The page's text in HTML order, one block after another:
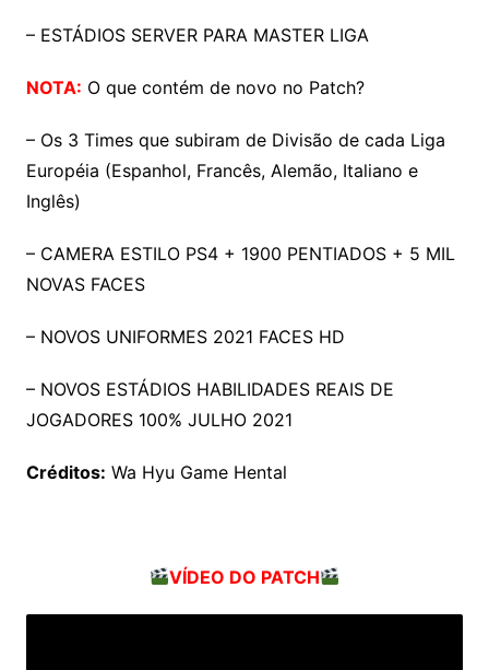
– ESTÁDIOS SERVER PARA MASTER LIGA
NOTA: O que contém de novo no Patch?
– Os 3 Times que subiram de Divisão de cada Liga
Européia (Espanhol, Francês, Alemão, Italiano e
Inglês)
– CAMERA ESTILO PS4 + 1900 PENTIADOS + 5 MIL
NOVAS FACES
– NOVOS UNIFORMES 2021 FACES HD
– NOVOS ESTÁDIOS HABILIDADES REAIS DE
JOGADORES 100% JULHO 2021
Créditos: Wa Hyu Game Hental
VÍDEO DO PATCH